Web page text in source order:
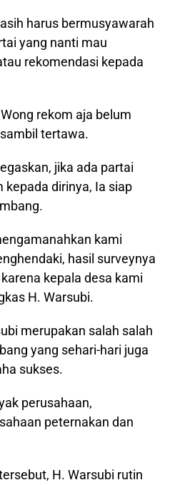
harus bermusyawarah
yang nanti mau
rekomendasi kepada
rekom aja belum
tertawa.
jika ada partai
dirinya, Ia siap
kami
hasil surveynya
kepala desa kami
H. Warsubi.
merupakan salah salah
yang sehari-hari juga
sukses.
perusahaan,
peternakan dan
H. Warsubi rutin